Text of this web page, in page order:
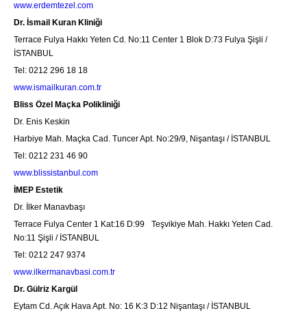
www.erdemtezel.com
Dr. İsmail Kuran Kliniği
Terrace Fulya Hakkı Yeten Cd. No:11 Center 1 Blok D:73 Fulya Şişli /
İSTANBUL
Tel: 0212 296 18 18
www.ismailkuran.com.tr
Bliss Özel Maçka Polikliniği
Dr. Enis Keskin
Harbiye Mah. Maçka Cad. Tuncer Apt. No:29/9, Nişantaşı / İSTANBUL
Tel: 0212 231 46 90
www.blissistanbul.com
İMEP Estetik
Dr. İlker Manavbaşı
Terrace Fulya Center 1 Kat:16 D:99 Teşvikiye Mah. Hakkı Yeten Cad.
No:11 Şişli / İSTANBUL
Tel: 0212 247 9374
www.ilkermanavbasi.com.tr
Dr. Gülriz Kargül
Eytam Cd. Açık Hava Apt. No: 16 K:3 D:12 Nişantaşı / İSTANBUL